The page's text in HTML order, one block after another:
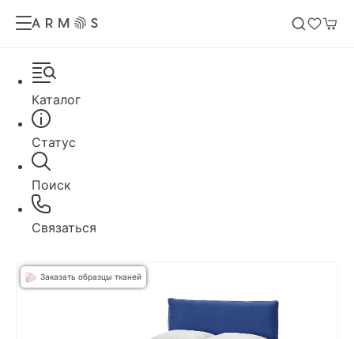
Каталог
Статус
Поиск
Связаться
Заказать образцы тканей